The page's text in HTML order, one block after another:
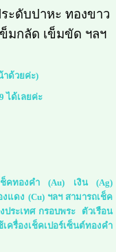
ะดับปาหะ ทองขาว
มกลัด เข็มขัด ฯลฯ
าด้วยค่ะ)
ได้เลยค่ะ
เช็คทองคำ (Au) เงิน (Ag)
แดง (Cu) ฯลฯ สามารถเช็ค
ประเทศ กรอบพระ ตัวเรือน
ครื่องเช็คเปอร์เซ็นต์ทองคำ